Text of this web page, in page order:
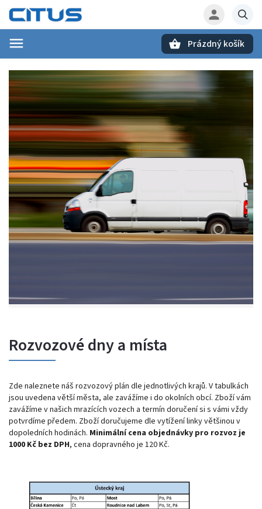
Prázdný košík
Rozvozové dny a místa
Zde naleznete náš rozvozový plán dle jednotlivých krajů. V tabulkách
jsou uvedena větší města, ale zavážíme i do okolních obcí. Zboží vám
zavážíme v našich mrazících vozech a termín doručení si s vámi vždy
potvrdíme předem. Zboží doručujeme dle vytížení linky většinou v
dopoledních hodinách. Minimální cena objednávky pro rozvoz je
1000 Kč bez DPH, cena dopravného je 120 Kč.